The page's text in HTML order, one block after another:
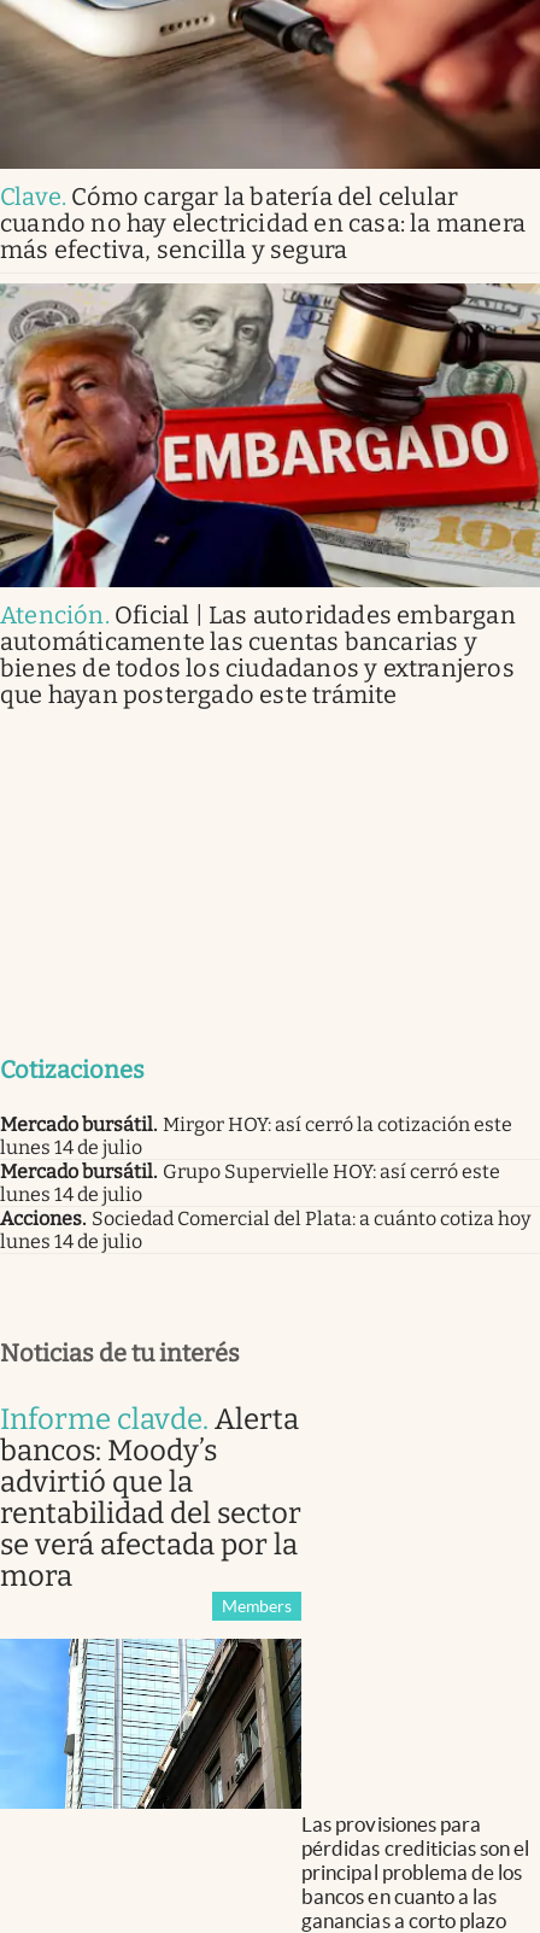
Clave. Cómo cargar la batería del celular
cuando no hay electricidad en casa: la manera
más efectiva, sencilla y segura
Atención. Oficial | Las autoridades embargan
automáticamente las cuentas bancarias y
bienes de todos los ciudadanos y extranjeros
que hayan postergado este trámite
Cotizaciones
Mercado bursátil. Mirgor HOY: así cerró la cotización este
lunes 14 de julio
Mercado bursátil. Grupo Supervielle HOY: así cerró este
lunes 14 de julio
Acciones. Sociedad Comercial del Plata: a cuánto cotiza hoy
lunes 14 de julio
Noticias de tu interés
Informe clavde. Alerta
bancos: Moody’s
advirtió que la
rentabilidad del sector
se verá afectada por la
mora
Members
Las provisiones para
pérdidas crediticias son el
principal problema de los
bancos en cuanto a las
ganancias a corto plazo